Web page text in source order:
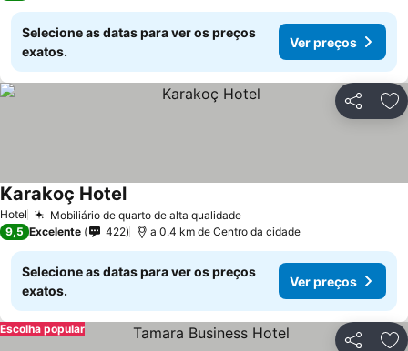
Selecione as datas para ver os preços
exatos.
Ver preços
Partilhar
Hotel Mobiliário de quarto de alta qualidade
Karakoç Hotel
9,5 Excelente 422 a 0.4 km de Centro da cidade
Selecione as datas para ver os preços
exatos.
Ver preços
Escolha popular